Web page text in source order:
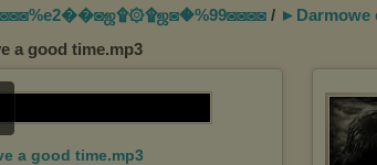
e2��◙ஜ۩۞۩ஜ◙�%99◙◙◙◙ / ►Darmowe
a good time.mp3
a good time.mp3